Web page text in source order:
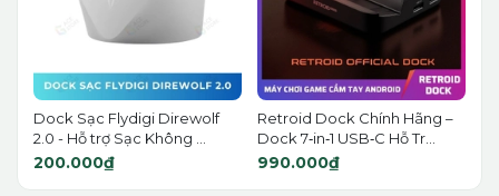
Dock Sạc Flydigi Direwolf
2.0 - Hỗ trợ Sạc Không ...
200.000₫
Retroid Dock Chính Hãng –
Dock 7‑in‑1 USB‑C Hỗ Tr...
990.000₫